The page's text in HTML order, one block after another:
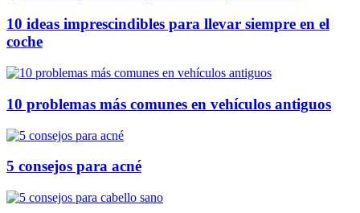
10 ideas imprescindibles para llevar siempre en el
coche
10 problemas más comunes en vehículos antiguos
5 consejos para acné